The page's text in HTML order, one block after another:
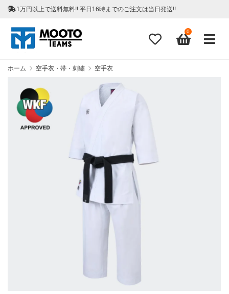
1万円以上で送料無料!! 平日16時までのご注文は当日発送!!
0
ホーム 空手衣・帯・刺繍 空手衣